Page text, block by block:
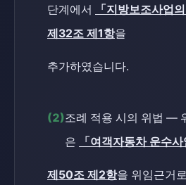
단계에서
「지방보조사업
제32조 제1항을
추가하였습니다.
(2)조례 적용 시의 위법 —
은
「여객자동차 운수사
제50조 제2항을 위임근거